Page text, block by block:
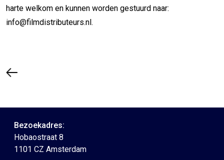
harte welkom en kunnen worden gestuurd naar:
info@filmdistributeurs.nl.
Bezoekadres:
Hobaostraat 8
1101 CZ Amsterdam